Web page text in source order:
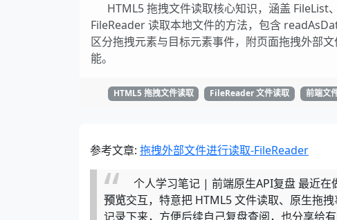
HTML5 拖拽文件读取核心知识，涵盖 FileList
FileReader 读取本地文件的方法，包含
区分拖拽元素与目标元素事件，附页面拖拽外部
能。
HTML5 拖拽文件读取 FileReader 文件读取 前端文
参考文章: 拖拽外部文件进行读取-FileReader
个人学习笔记 | 前端原生API复盘 最近
预览交互，特意把 HTML5 文件读取、原生拖
记录下来，方便后续自己复盘查阅，也分享给